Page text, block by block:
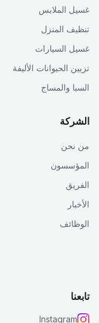
غسيل الملابس
تنظيف المنزل
غسيل السيارات
تزيين الحيوانات الأليفة
السبا والمساج
الشركة
من نحن
المؤسسون
الفريق
الأخبار
الوظائف
تابعنا
Instagram